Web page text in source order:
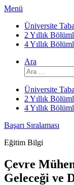
İçeriğe
Menü
Üniversite
2 Yıllık
4 Yıllık
Ara
Arama:
Üniversite
2 Yıllık
4 Yıllık
Başarı Sıralaması
Eğitim Bilgi
Çevre
Geleceği ve